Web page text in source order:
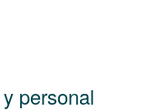
personal